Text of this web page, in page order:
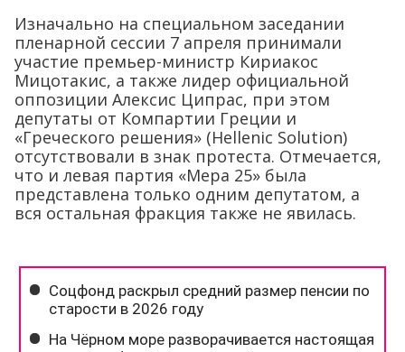
Изначально на специальном заседании
пленарной сессии 7 апреля принимали
участие премьер-министр Кириакос
Мицотакис, а также лидер официальной
оппозиции Алексис Ципрас, при этом
депутаты от Компартии Греции и
«Греческого решения» (Hellenic Solution)
отсутствовали в знак протеста. Отмечается,
что и левая партия «Мера 25» была
представлена только одним депутатом, а
вся остальная фракция также не явилась.